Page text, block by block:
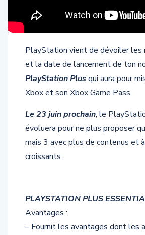
PlayStation vient de dévoiler les
et la date de lancement de ton
PlayStation Plusqui aura pour
Xbox et son Xbox Game Pass.
Le 23 juin prochain, le
évoluera pour ne plus proposer
mais 3 avec plus de contenus et
croissants.
PLAYSTATION PLUS
Avantages :
– Fournit les avantages dont les